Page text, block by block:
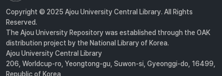
Copyright © 2025 Ajou University Central Library. All Rights
Reserved.
The Ajou University Repository was established through the OAK
distribution project by the National Library of Korea.
Ajou University Central Library
206, Worldcup-ro, Yeongtong-gu, Suwon-si, Gyeonggi-do, 16499,
Republic of Korea